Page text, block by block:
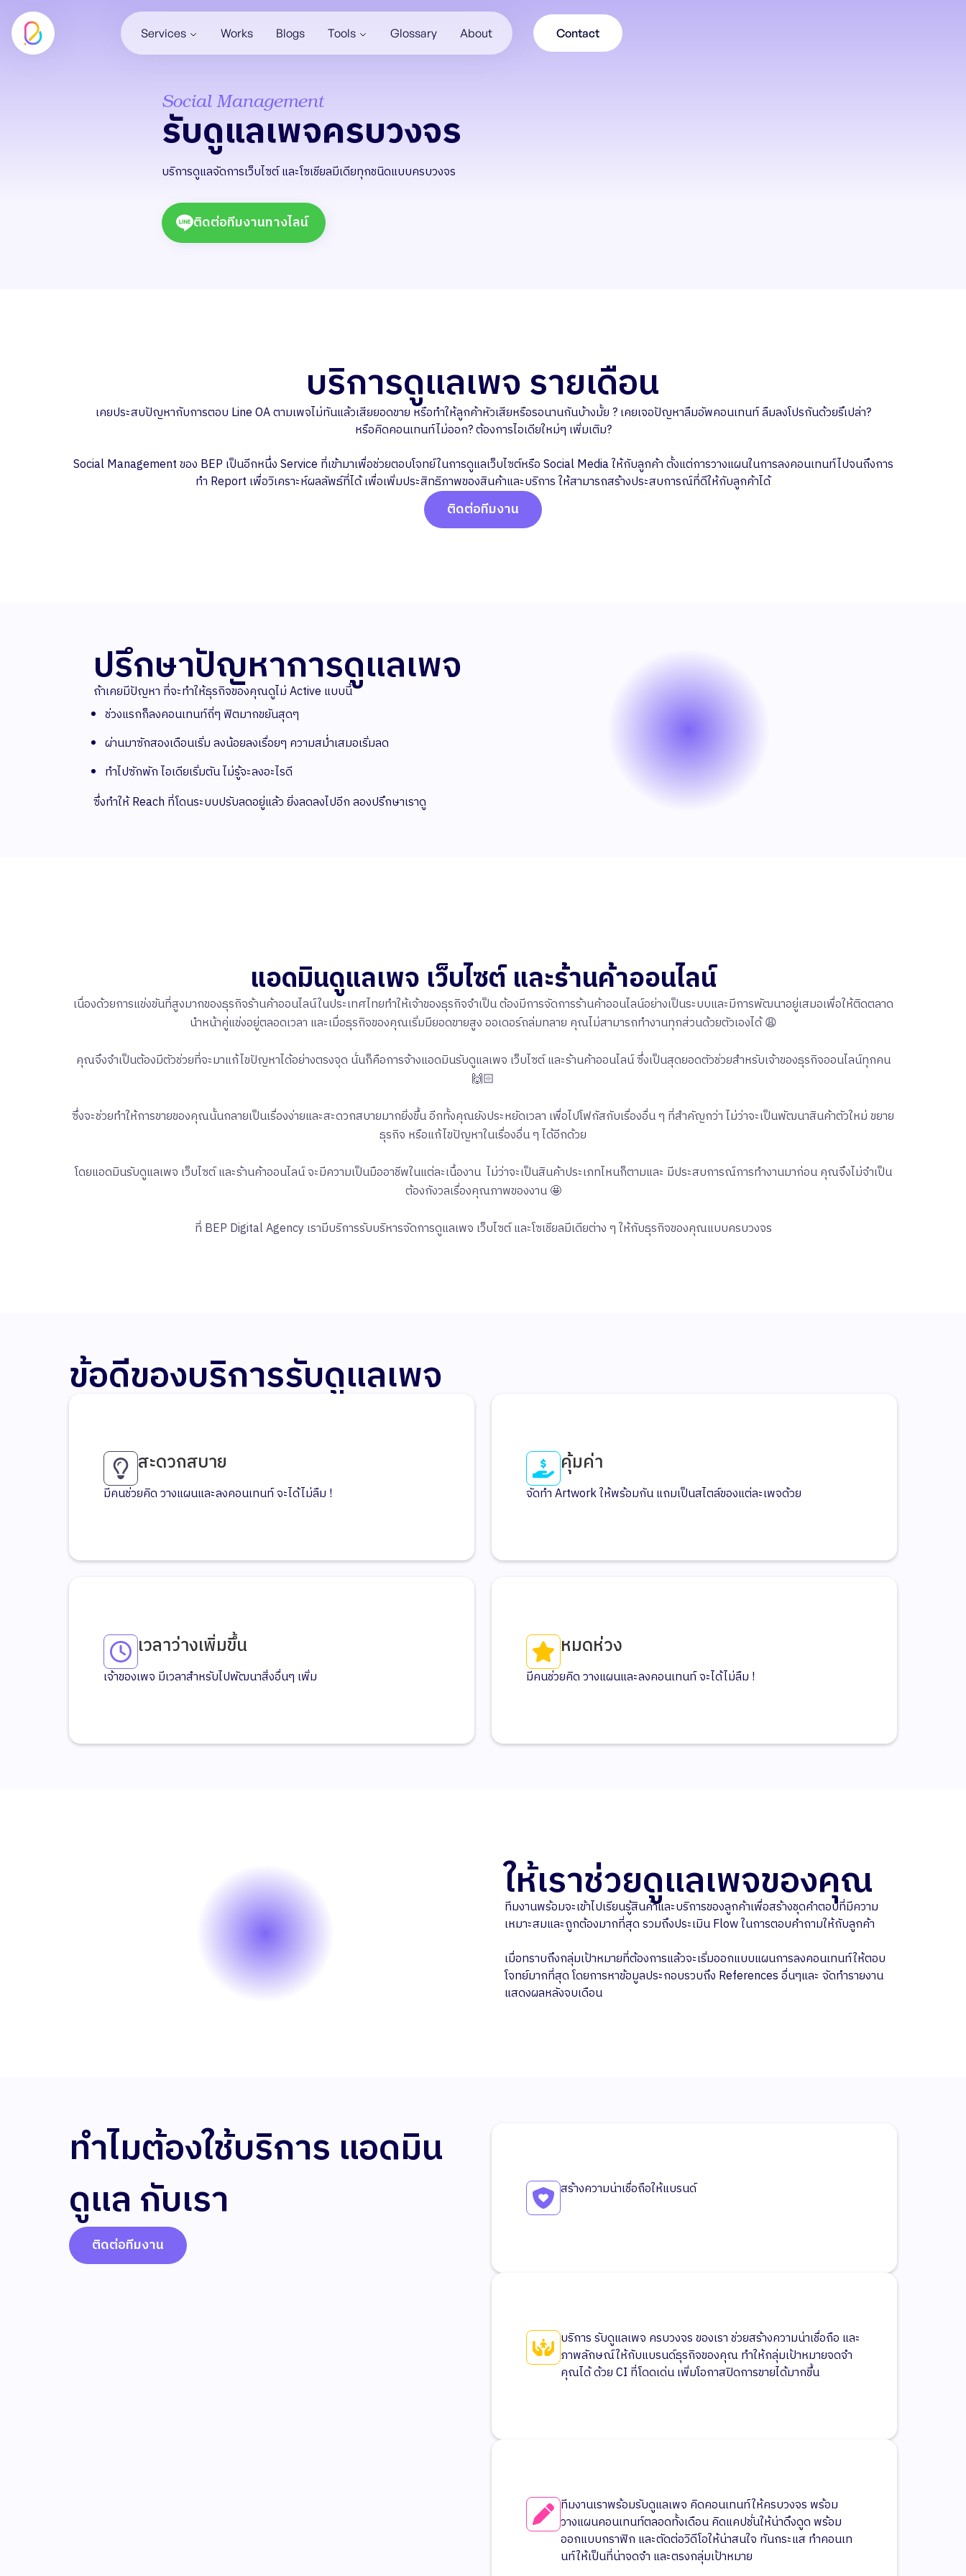
Services Works Blogs Tools Glossary About Contact
Social Management
รับดูแลเพจครบวงจร
บริการดูแลจัดการเว็บไซต์ และโซเชียลมีเดียทุกชนิดแบบครบวงจร
ติดต่อทีมงานทางไลน์
บริการดูแลเพจ รายเดือน
เคยประสบปัญหากับการตอบ Line OA ตามเพจไม่ทันแล้วเสียยอดขาย หรือทำให้ลูกค้าหัวเสียหรือรอนานกันบ้างมั้ย ? เคยเจอปัญหาลืมอัพคอนเทนท์ ลืมลงโปรกันด้วยรึเปล่า?
หรือคิดคอนเทนท์ไม่ออก​? ต้องการไอเดียใหม่ๆ เพิ่มเติม?
Social Management ของ BEP เป็นอีกหนึ่ง Service ที่เข้ามาเพื่อช่วยตอบโจทย์ในการดูแลเว็บไซต์หรือ Social Media ให้กับลูกค้า ตั้งแต่การวางแผนในการลงคอนเทนท์ไปจนถึงการ
ทำ Report เพื่อวิเคราะห์ผลลัพธ์ที่ได้ เพื่อเพิ่มประสิทธิภาพของสินค้าและบริการ ให้สามารถสร้างประสบการณ์ที่ดีให้กับลูกค้าได้
ติดต่อทีมงาน
ปรึกษาปัญหาการดูแลเพจ
ถ้าเคยมีปัญหา ที่จะทำให้ธุรกิจของคุณดูไม่ Active แบบนี้
ช่วงแรกก็ลงคอนเทนท์ถี่ๆ ฟิตมากขยันสุดๆ
ผ่านมาซักสองเดือนเริ่ม ลงน้อยลงเรื่อยๆ ความสม่ำเสมอเริ่มลด
ทำไปซักพัก ไอเดียเริ่มตัน ไม่รู้จะลงอะไรดี
ซึ่งทำให้ Reach ที่โดนระบบปรับลดอยู่แล้ว ยิ่งลดลงไปอีก ลองปรึกษาเราดู
แอดมินดูแลเพจ เว็บไซต์ และร้านค้าออนไลน์
เนื่องด้วยการแข่งขันที่สูงมากของธุรกิจร้านค้าออนไลน์ในประเทศไทยทำให้เจ้าของธุรกิจจำเป็น ต้องมีการจัดการร้านค้าออนไลน์อย่างเป็นระบบและมีการพัฒนาอยู่เสมอเพื่อให้ติดตลาด
นำหน้าคู่แข่งอยู่ตลอดเวลา และเมื่อธุรกิจของคุณเริ่มมียอดขายสูง ออเดอร์ถล่มทลาย คุณไม่สามารถทำงานทุกส่วนด้วยตัวเองได้ 😩
คุณจึงจำเป็นต้องมีตัวช่วยที่จะมาแก้ไขปัญหาได้อย่างตรงจุด นั่นก็คือการจ้างแอดมินรับดูแลเพจ เว็บไซต์ และร้านค้าออนไลน์ ซึ่งเป็นสุดยอดตัวช่วยสำหรับเจ้าของธุรกิจออนไลน์ทุกคน
🙌🏻
ซึ่งจะช่วยทำให้การขายของคุณนั้นกลายเป็นเรื่องง่ายและสะดวกสบายมากยิ่งขึ้น อีกทั้งคุณยังประหยัดเวลา เพื่อไปโฟกัสกับเรื่องอื่น ๆ ที่สำคัญกว่า ไม่ว่าจะเป็นพัฒนาสินค้าตัวใหม่ ขยาย
ธุรกิจ หรือแก้ไขปัญหาในเรื่องอื่น ๆ ได้อีกด้วย
โดยแอดมินรับดูแลเพจ เว็บไซต์ และร้านค้าออนไลน์ จะมีความเป็นมืออาชีพในแต่ละเนื้องาน ไม่ว่าจะเป็นสินค้าประเภทไหนก็ตามและ มีประสบการณ์การทำงานมาก่อน คุณจึงไม่จำเป็น
ต้องกังวลเรื่องคุณภาพของงาน 🤩
ที่ BEP Digital Agency เรามีบริการรับบริหารจัดการดูแลเพจ เว็บไซต์ และโซเชียลมีเดียต่าง ๆ ให้กับธุรกิจของคุณแบบครบวงจร
ข้อดีของบริการรับดูแลเพจ
สะดวกสบาย
มีคนช่วยคิด วางแผนและลงคอนเทนท์ จะได้ไม่ลืม !
คุ้มค่า
จัดทำ Artwork ให้พร้อมกัน แถมเป็นสไตล์ของแต่ละเพจด้วย
เวลาว่างเพิ่มขึ้น
เจ้าของเพจ มีเวลาสำหรับไปพัฒนาสิ่งอื่นๆ เพิ่ม
หมดห่วง
มีคนช่วยคิด วางแผนและลงคอนเทนท์ จะได้ไม่ลืม !
ให้เราช่วยดูแลเพจของคุณ
ทีมงานพร้อมจะเข้าไปเรียนรู้สินค้าและบริการของลูกค้าเพื่อสร้างชุดคำตอบที่มีความ
เหมาะสมและถูกต้องมากที่สุด รวมถึงประเมิน Flow ในการตอบคำถามให้กับลูกค้า
เมื่อทราบถึงกลุ่มเป้าหมายที่ต้องการแล้วจะเริ่มออกแบบแผนการลงคอนเทนท์ให้ตอบ
โจทย์มากที่สุด โดยการหาข้อมูลประกอบรวบถึง References อื่นๆและ จัดทำรายงาน
แสดงผลหลังจบเดือน
ทำไมต้องใช้บริการ แอดมิน
ดูแล กับเรา
ติดต่อทีมงาน
สร้างความน่าเชื่อถือให้แบรนด์
บริการ รับดูแลเพจ ครบวงจร ของเรา ช่วยสร้างความน่าเชื่อถือ และ
ภาพลักษณ์ให้กับแบรนด์ธุรกิจของคุณ ทำให้กลุ่มเป้าหมายจดจำ
คุณได้ ด้วย CI ที่โดดเด่น เพิ่มโอกาสปิดการขายได้มากขึ้น
ทีมงานเราพร้อมรับดูแลเพจ คิดคอนเทนท์ให้ครบวงจร พร้อม
วางแผนคอนเทนท์ตลอดทั้งเดือน คิดแคปชั่นให้น่าดึงดูด พร้อม
ออกแบบกราฟิก และตัดต่อวิดีโอให้น่าสนใจ ทันกระแส ทำคอนเท
นท์ให้เป็นที่น่าจดจำ และตรงกลุ่มเป้าหมาย